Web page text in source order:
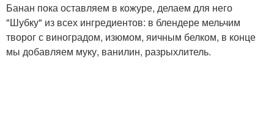
Банан пока оставляем в кожуре, делаем для него
"Шубку" из всех ингредиентов: в блендере мельчим
творог с виноградом, изюмом, яичным белком, в конце
мы добавляем муку, ванилин, разрыхлитель.